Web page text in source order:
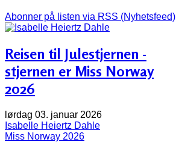
Abonner på listen via RSS (Nyhetsfeed)
Reisen til Julestjernen -
stjernen er Miss Norway
2026
lørdag 03. januar 2026
Isabelle Heiertz Dahle
Miss Norway 2026